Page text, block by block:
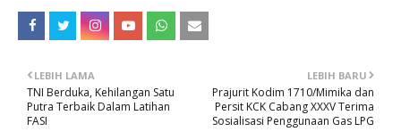
LEBIH BARU
Prajurit Kodim 1710/Mimika dan
Persit KCK Cabang XXXV Terima
Sosialisasi Penggunaan Gas LPG
LEBIH LAMA
TNI Berduka, Kehilangan Satu
Putra Terbaik Dalam Latihan
FASI